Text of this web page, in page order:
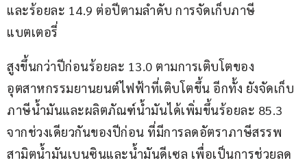
และร้อยละ 14.9 ต่อปีตามลำดับ การจัดเก็บภาษี
แบตเตอรี่
สูงขึ้นกว่าปีก่อนร้อยละ 13.0 ตามการเติบโตของ
อุตสาหกรรมยานยนต์ไฟฟ้าที่เติบโตขึ้น อีกทั้ง ยังจัดเก็บ
ภาษีน้ำมันและผลิตภัณฑ์น้ำมันได้เพิ่มขึ้นร้อยละ 85.3
จากช่วงเดียวกันของปีก่อน ที่มีการลดอัตราภาษีสรรพ
สามิตน้ำมันเบนซินและน้ำมันดีเซล เพื่อเป็นการช่วยลด